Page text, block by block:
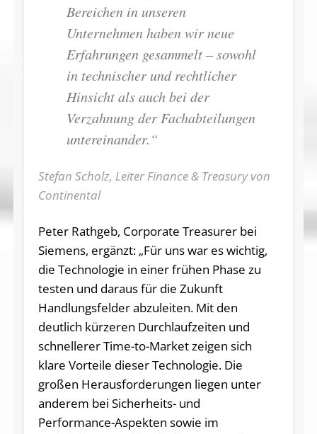
Bereichen in unseren
Unternehmen haben wir neue
Erfahrungen gesammelt – sowohl
in technischer und rechtlicher
Hinsicht als auch bei der
Verzahnung der Fachabteilungen
untereinander.“
Stefan Scholz, Leiter Finance & Treasury von
Continental
Peter Rathgeb, Corporate Treasurer bei
Siemens, ergänzt: „Für uns war es wichtig,
die Technologie in einer frühen Phase zu
testen und daraus für die Zukunft
Handlungsfelder abzuleiten. Mit den
deutlich kürzeren Durchlaufzeiten und
schnellerer Time-to-Market zeigen sich
klare Vorteile dieser Technologie. Die
großen Herausforderungen liegen unter
anderem bei Sicherheits- und
Performance-Aspekten sowie im